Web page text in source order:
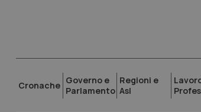
Cronache Governo e
Parlamento
Regioni e
Asl